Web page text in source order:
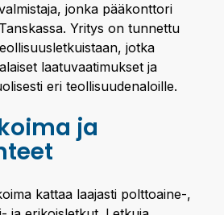
jonka pääkonttori
Yritys on tunnettu
jotka
laatuvaatimukset ja
eri teollisuudenaloille.
ja
kattaa laajasti polttoaine-,